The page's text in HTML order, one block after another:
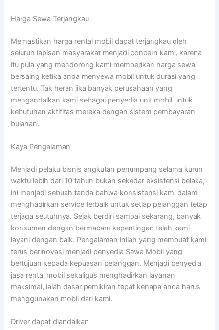
Harga Sewa Terjangkau
Memastikan harga rental mobil dapat terjangkau oleh
seluruh lapisan masyarakat menjadi concern kami, karena
itu pula yang mendorong kami memberikan harga sewa
bersaing ketika anda menyewa mobil untuk durasi yang
tertentu. Tak heran jika banyak perusahaan yang
mengandalkan kami sebagai penyedia unit mobil untuk
kebutuhan aktifitas mereka dengan sistem pembayaran
bulanan.
Kaya Pengalaman
Menjadi pelaku bisnis angkutan penumpang selama kurun
waktu lebih dari 10 tahun bukan sekedar eksistensi belaka,
ini menjadi sebuah tanda bahwa konsistensi kami dalam
menghadirkan service terbaik untuk setiap pelanggan tetap
terjaga seutuhnya. Sejak berdiri sampai sekarang, banyak
konsumen dengan bermacam kepentingan telah kami
layani dengan baik. Pengalaman inilah yang membuat kami
terus berinovasi menjadi penyedia Sewa Mobil yang
bertujuan kepada kepuasan pelanggan. Menjadi penyedia
jasa rental mobil sekaligus menghadirkan layanan
maksimal, ialah dasar pemikiran tepat kenapa anda harus
menggunakan mobil dari kami.
Driver dapat diandalkan